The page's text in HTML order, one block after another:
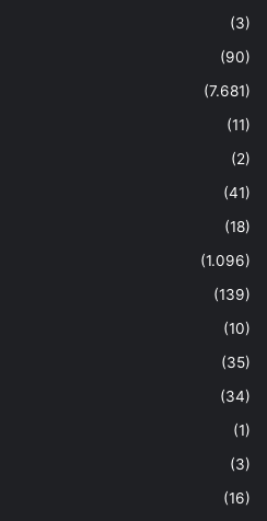
(3)
(90)
(7.681)
(11)
(2)
(41)
(18)
(1.096)
(139)
(10)
(35)
(34)
(1)
(3)
(16)